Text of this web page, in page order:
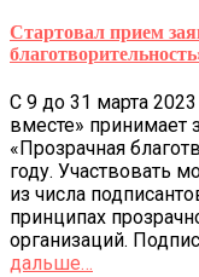
Стартовал прием
С 9 до 31 марта
вместе» принимает
«Прозрачная
году. Участвовать
из числа
принципах
организаций.
дальше…